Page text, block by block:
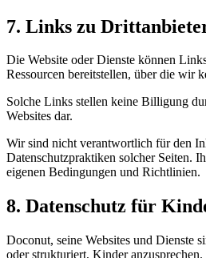
7. Links zu
Die Website oder Dienste können
Ressourcen bereitstellen, über die wir
Solche Links stellen keine Billigung
Websites dar.
Wir sind nicht verantwortlich für den
Datenschutzpraktiken solcher Seiten.
eigenen Bedingungen und Richtlinien.
8. Datenschutz für
Doconut, seine Websites und Dienste
oder strukturiert, Kinder anzusprechen.